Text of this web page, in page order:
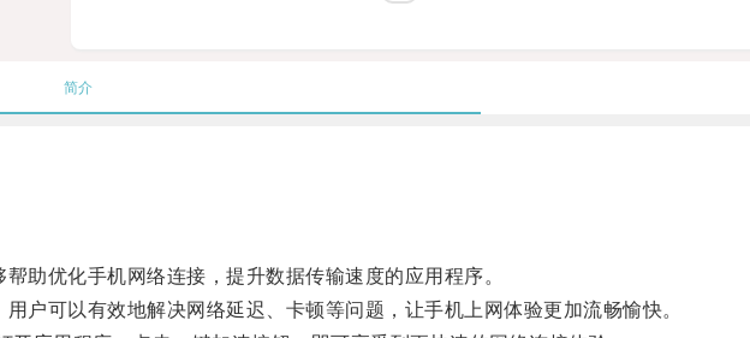
简介
优化手机网络连接，提升数据传输速度的应用程序。
可以有效地解决网络延迟、卡顿等问题，让手机上网体验更加流畅愉快。